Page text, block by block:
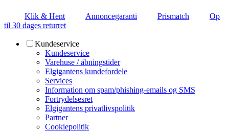
Klik & Hent Annoncegaranti Prismatch
Op
til 30 dages returret
Kundeservice
Kundeservice
Varehuse / åbningstider
Elgigantens kundefordele
Services
Information om spam/phishing-emails og SMS
Fortrydelsesret
Elgigantens privatlivspolitik
Partner
Cookiepolitik